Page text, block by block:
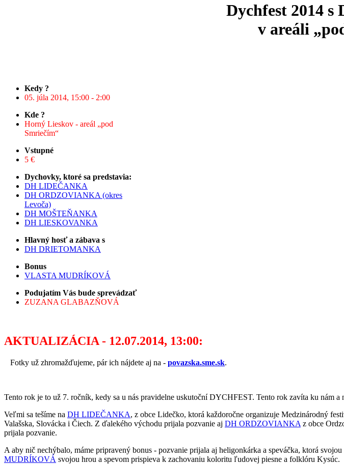
Dychfest 2014
v areáli
Kedy ?
05. júla 2014, 15:00 - 2:00
Kde ?
Horný Lieskov - areál „pod
Smriečím“
Vstupné
5 €
Dychovky, ktoré sa predstavia:
DH LIDEČANKA
DH ORDZOVIANKA (okres
Levoča)
DH MOŠTEŇANKA
DH LIESKOVANKA
Hlavný hosť a zábava s
DH DRIETOMANKA
Bonus
VLASTA MUDRÍKOVÁ
Podujatím Vás bude sprevádzať
ZUZANA GLABAZŇOVÁ
AKTUALIZÁCIA - 12.07.2014, 13:00:
Fotky už zhromažďujeme, pár ich nájdete aj na - povazska.sme.sk.
Tento rok je to už 7. ročník, kedy sa u nás pravidelne uskutoční DYCHFEST. Tento rok zavíta ku nám a
Veľmi sa tešíme na DH LIDEČANKA, z obce Lidečko, ktorá každoročne organizuje Medzinárodný
Valašska, Slovácka i Čiech. Z ďalekého východu prijala pozvanie aj DH ORDZOVIANKA z obce
prijala pozvanie.
A aby nič nechýbalo, máme pripravený bonus - pozvanie prijala aj heligonkárka a speváčka, ktorá
MUDRÍKOVÁ svojou hrou a spevom prispieva k zachovaniu koloritu ľudovej piesne a folklóru Kysúc.